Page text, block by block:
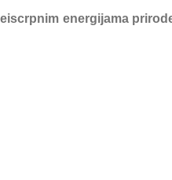
energijama